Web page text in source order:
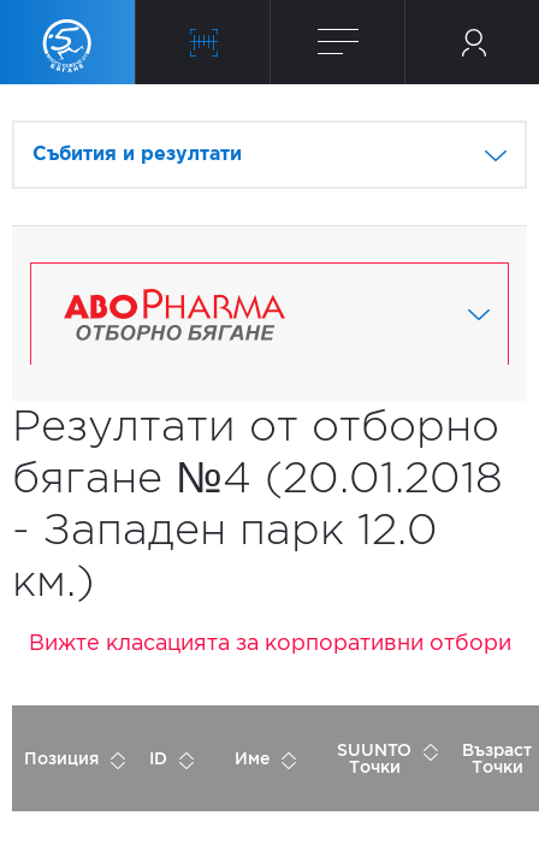
Събития и резултати
Резултати от отборно
бягане №4 (20.01.2018
- Западен парк 12.0
км.)
Вижте класацията за корпоративни отбори
Позиция ID Име
SUUNTO
Точки
Възраст
Точки